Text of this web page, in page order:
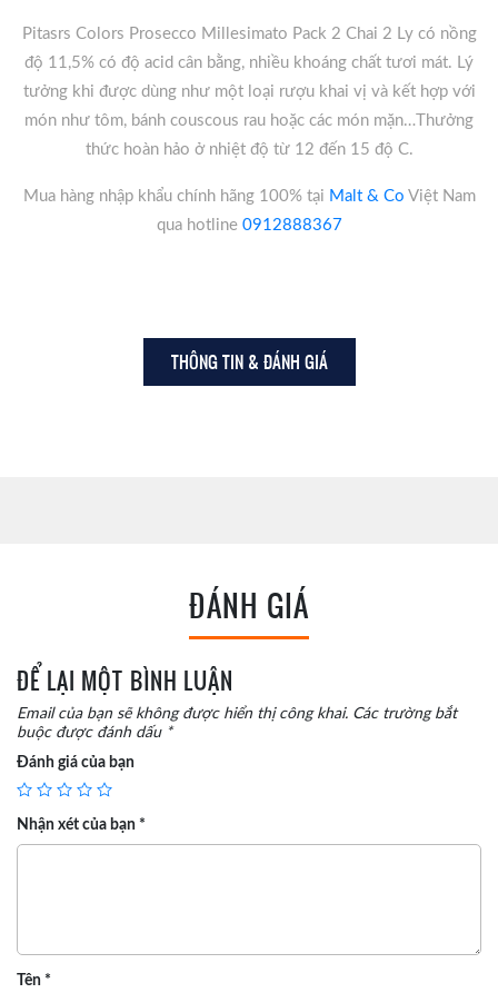
Pitasrs Colors Prosecco Millesimato Pack 2 Chai 2 Ly có nồng
độ 11,5% có độ acid cân bằng, nhiều khoáng chất tươi mát. Lý
tưởng khi được dùng như một loại rượu khai vị và kết hợp với
món như tôm, bánh couscous rau hoặc các món mặn…Thưởng
thức hoàn hảo ở nhiệt độ từ 12 đến 15 độ C.
Mua hàng nhập khẩu chính hãng 100% tại Malt & Co Việt Nam
qua hotline 0912888367
THÔNG TIN & ĐÁNH GIÁ
ĐÁNH GIÁ
ĐỂ LẠI MỘT BÌNH LUẬN
Email của bạn sẽ không được hiển thị công khai. Các trường bắt
buộc được đánh dấu *
Đánh giá của bạn
Nhận xét của bạn *
Tên *